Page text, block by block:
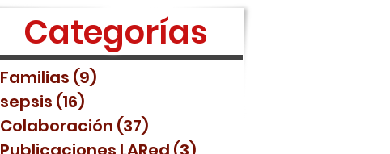
Categorías
Familias (9)
sepsis (16)
Colaboración (37)